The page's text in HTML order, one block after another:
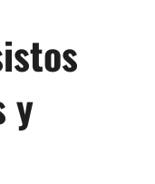
y